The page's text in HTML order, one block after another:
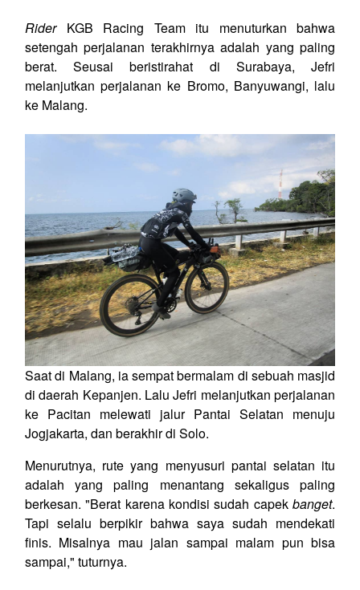
RiderKGB Racing Team itu menuturkan bahwa
setengah perjalanan terakhirnya adalah yang paling
berat. Seusai beristirahat di Surabaya, Jefri
melanjutkan perjalanan ke Bromo, Banyuwangi, lalu
ke Malang.
Saat di Malang, ia sempat bermalam di sebuah masjid
di daerah Kepanjen. Lalu Jefri melanjutkan perjalanan
ke Pacitan melewati jalur Pantai Selatan menuju
Jogjakarta, dan berakhir di Solo.
Menurutnya, rute yang menyusuri pantai selatan itu
adalah yang paling menantang sekaligus paling
berkesan. "Berat karena kondisi sudah capek banget.
Tapi selalu berpikir bahwa saya sudah mendekati
finis. Misalnya mau jalan sampai malam pun bisa
sampai," tuturnya.